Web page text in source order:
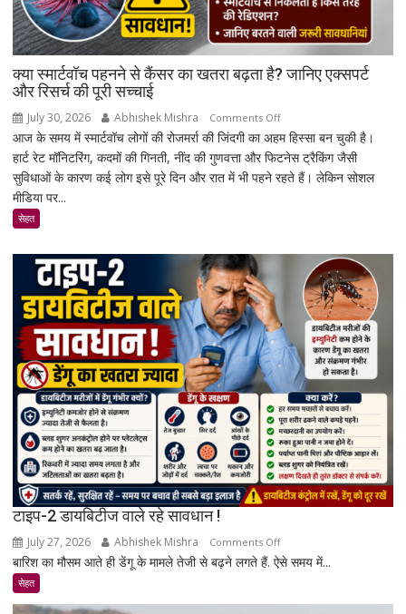
आती’
पर
युवकों
में
वायरल
क्या स्मार्टवॉच पहनने से कैंसर का खतरा बढ़ता है? जानिए एक्सपर्ट
और रिसर्च की पूरी सच्चाई
July 30, 2026 Abhishek Mishra Comments Offon
क्या
स्मार्टवॉच
पहनने
खतरा
जानिए
एक्सपर्ट
और
रिसर्च
की
पूरी
सच्चाई
आज के समय में स्मार्टवॉच लोगों की रोजमर्रा की जिंदगी का अहम हिस्सा बन चुकी है।
हार्ट रेट मॉनिटरिंग, कदमों की गिनती, नींद की गुणवत्ता और फिटनेस ट्रैकिंग जैसी
सुविधाओं के कारण कई लोग इसे पूरे दिन और रात में भी पहने रहते हैं। लेकिन सोशल
मीडिया पर...
सेहत
टाइप-2 डायबिटीज वाले रहे सावधान !
July 27, 2026 Abhishek Mishra Comments Offon
टाइप-2
वाले
बारिश का मौसम आते ही डेंगू के मामले तेजी से बढ़ने लगते हैं. ऐसे समय में...
सेहत